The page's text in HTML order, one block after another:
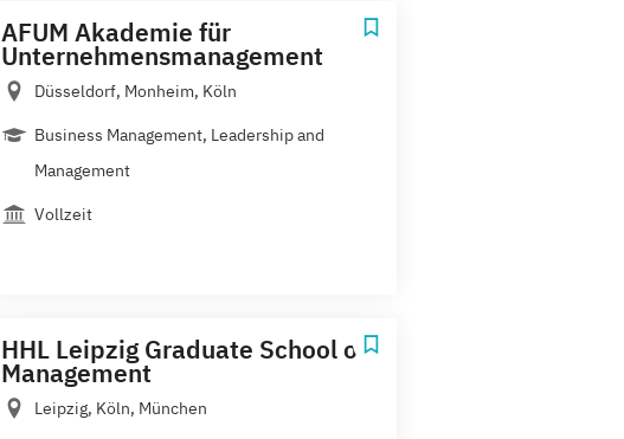
AFUM Akademie für
Unternehmensmanagement
Düsseldorf, Monheim, Köln
Business Management, Leadership and
Management
Vollzeit
HHL Leipzig Graduate School of
Management
Leipzig, Köln, München